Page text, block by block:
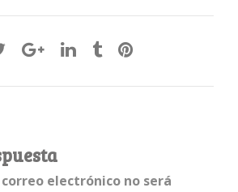
electrónico no será